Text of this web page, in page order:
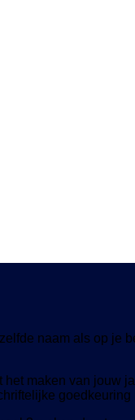
naam als op je
maken van